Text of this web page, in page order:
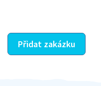
Přidat zakázku